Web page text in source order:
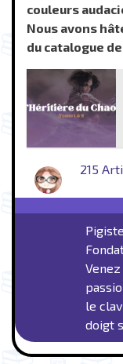
couleurs
Nous avons
du catalogue
215
le
doigt